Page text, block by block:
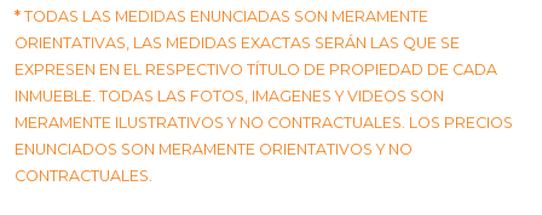
* TODAS LAS MEDIDAS ENUNCIADAS SON MERAMENTE
ORIENTATIVAS, LAS MEDIDAS EXACTAS SERÁN LAS QUE SE
EXPRESEN EN EL RESPECTIVO TÍTULO DE PROPIEDAD DE CADA
INMUEBLE. TODAS LAS FOTOS, IMAGENES Y VIDEOS SON
MERAMENTE ILUSTRATIVOS Y NO CONTRACTUALES. LOS PRECIOS
ENUNCIADOS SON MERAMENTE ORIENTATIVOS Y NO
CONTRACTUALES.